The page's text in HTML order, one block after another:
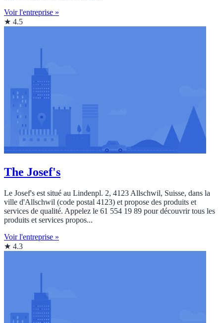
Voir l'entreprise »
★ 4.5
The Josef's
Le Josef's est situé au Lindenpl. 2, 4123 Allschwil, Suisse, dans la
ville d'Allschwil (code postal 4123) et propose des produits et
services de qualité. Appelez le 61 554 19 89 pour découvrir tous les
produits et services propos...
Voir l'entreprise »
★ 4.3